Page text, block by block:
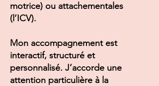
motrice) ou attachementales
(l’ICV).
Mon accompagnement est
interactif, structuré et
personnalisé. J’accorde une
attention particulière à la